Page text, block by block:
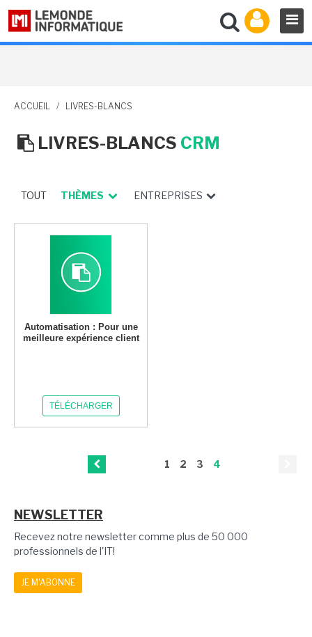
ACCUEIL / LIVRES-BLANCS
LIVRES-BLANCS CRM
TOUT THÈMES ENTREPRISES
Automatisation : Pour une
meilleure expérience client
TÉLÉCHARGER
1 2 3 4
NEWSLETTER
Recevez notre newsletter comme plus de 50 000
professionnels de l'IT!
JE M'ABONNE